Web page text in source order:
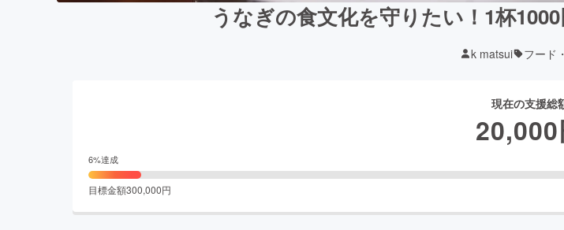
うなぎの食文化を守りたい！1杯
k matsui フード
現在の支援総
20,000
6%達成
目標金額300,000円